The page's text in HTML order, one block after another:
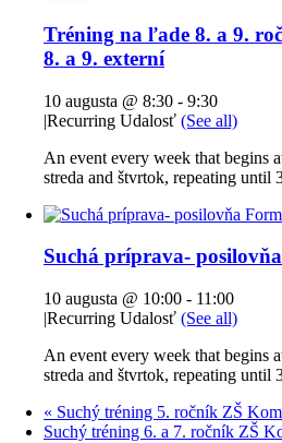
Tréning na ľade 8. a 9.
8. a 9. externí
10 augusta @ 8:30 - 9:30
|Recurring Udalosť (See all)
An event every week that begins
streda and štvrtok, repeating until
Suchá príprava-
10 augusta @ 10:00 - 11:00
|Recurring Udalosť (See all)
An event every week that begins
streda and štvrtok, repeating until
« Suchý tréning 5. ročník ZŠ
Suchý tréning 6. a 7. ročník ZŠ